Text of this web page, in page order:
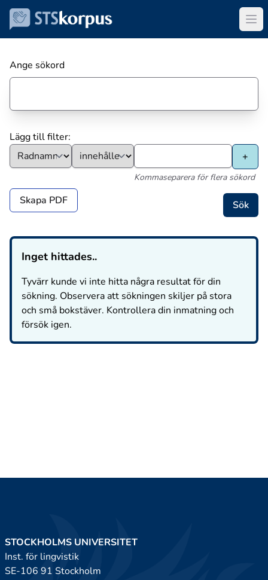
Ange sökord
Lägg till filter:
Kommaseparera för flera sökord
Skapa PDF
Inget hittades..
Tyvärr kunde vi inte hitta några resultat för din
sökning. Observera att sökningen skiljer på stora
och små bokstäver. Kontrollera din inmatning och
försök igen.
STOCKHOLMS UNIVERSITET
Inst. för lingvistik
SE-106 91 Stockholm